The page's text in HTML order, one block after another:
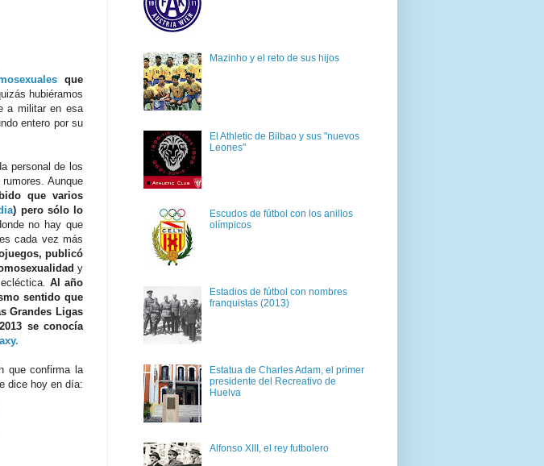
que
hubiéramos
a militar en esa
entero por su
personal de los
Aunque
que varios
) pero sólo lo
no hay que
cada vez más
publicó
y
ecléctica.Al año
sentido que
Grandes Ligas
se conocía
que confirma la
dice hoy en día:
Mazinho y el reto de sus hijos
El Athletic de Bilbao y sus "nuevos
Leones"
Escudos de fútbol con los anillos
olímpicos
Estadios de fútbol con nombres
franquistas (2013)
Estatua de Charles Adam, el primer
presidente del Recreativo de
Huelva
Alfonso XIII, el rey futbolero